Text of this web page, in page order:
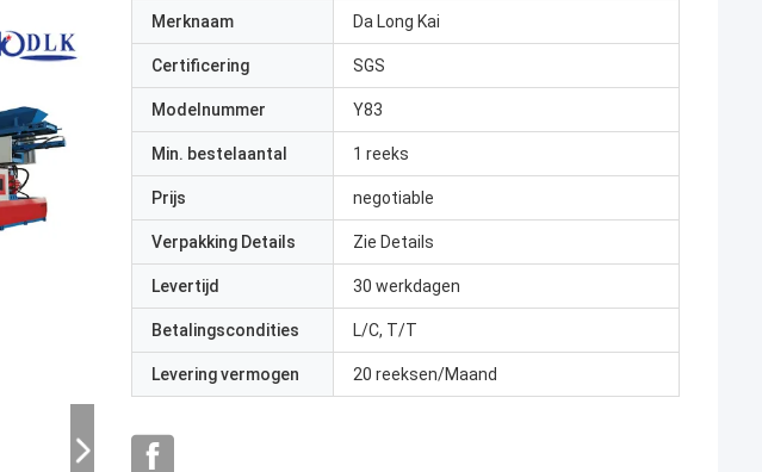
Merknaam Da Long Kai
Certificering SGS
Modelnummer Y83
Min. bestelaantal 1 reeks
Prijs negotiable
Verpakking Details Zie Details
Levertijd 30 werkdagen
Betalingscondities L/C, T/T
Levering vermogen 20 reeksen/Maand